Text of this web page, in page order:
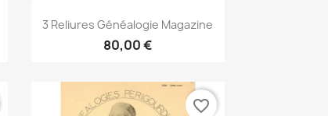
Anteprima
3 Reliures Généalogie Magazine
80,00 €
favorite_border